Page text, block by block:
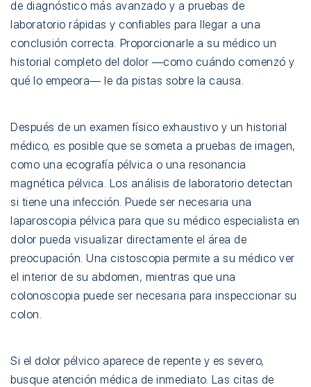
de diagnóstico más avanzado y a pruebas de
laboratorio rápidas y confiables para llegar a una
conclusión correcta. Proporcionarle a su médico un
historial completo del dolor —como cuándo comenzó y
qué lo empeora— le da pistas sobre la causa.
Después de un examen físico exhaustivo y un historial
médico, es posible que se someta a pruebas de imagen,
como una ecografía pélvica o una resonancia
magnética pélvica. Los análisis de laboratorio detectan
si tiene una infección. Puede ser necesaria una
laparoscopia pélvica para que su médico especialista en
dolor pueda visualizar directamente el área de
preocupación. Una cistoscopia permite a su médico ver
el interior de su abdomen, mientras que una
colonoscopia puede ser necesaria para inspeccionar su
colon.
Si el dolor pélvico aparece de repente y es severo,
busque atención médica de inmediato. Las citas de